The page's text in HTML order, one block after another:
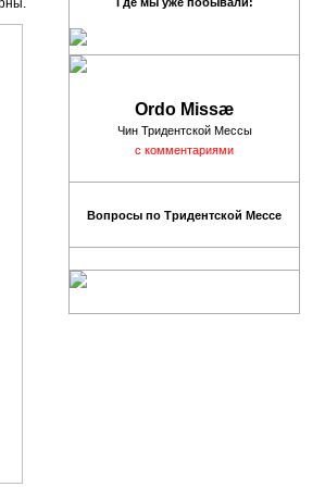
Ordo Missæ
Чин Тридентской Мессы
с комментариями
Вопросы по Тридентской Мессе